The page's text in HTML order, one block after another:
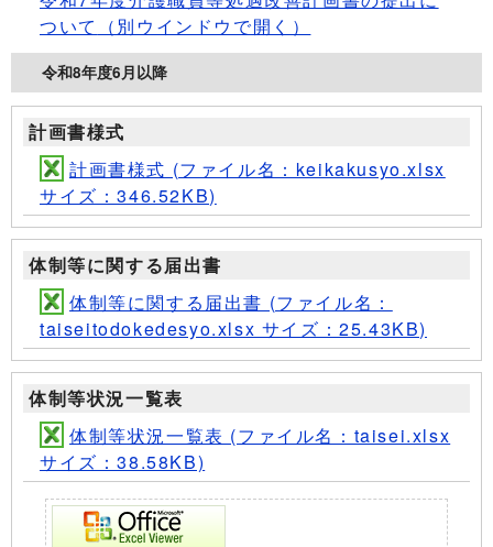
ついて
（別ウインドウで開く）
令和8年度6月以降
計画書様式
計画書様式 (ファイル名：keikakusyo.xlsx
サイズ：346.52KB)
体制等に関する届出書
体制等に関する届出書 (ファイル名：
taiseitodokedesyo.xlsx サイズ：25.43KB)
体制等状況一覧表
体制等状況一覧表 (ファイル名：taisei.xlsx
サイズ：38.58KB)